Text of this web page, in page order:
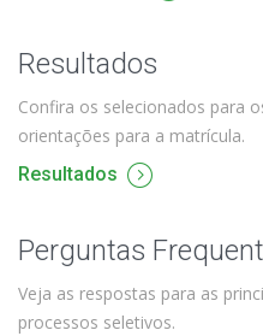
Resultados
Confira os selecionados para
orientações para a matrícula.
Resultados
Perguntas
Veja as respostas para as
processos seletivos.